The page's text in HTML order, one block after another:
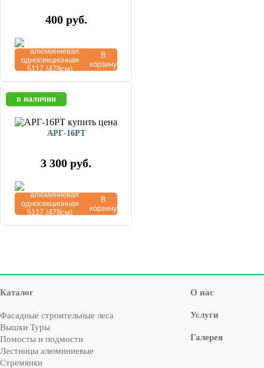
400 руб.
В
корзину
в наличии
АРГ-16РТ
3 300 руб.
В
корзину
Каталог
Фасадные строительные леса
Вышки Туры
Помосты и подмости
Лестницы алюминиевые
Стремянки
О нас
Услуги
Галерея